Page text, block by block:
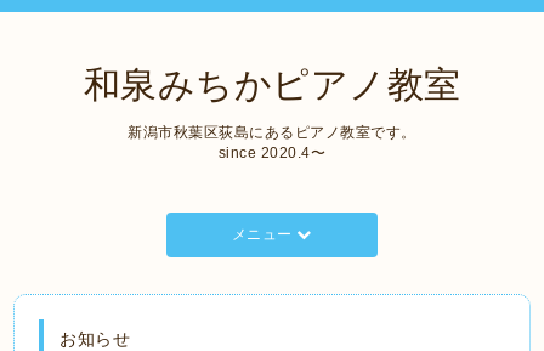
和泉みちかピアノ教室
新潟市秋葉区荻島にあるピアノ教室です。
since 2020.4〜
メニュー
お知らせ